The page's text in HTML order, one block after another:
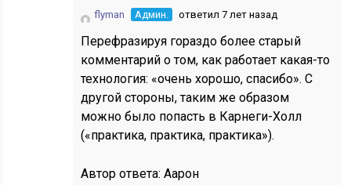
flyman Админ. ответил 7 лет назад
Перефразируя гораздо более старый
комментарий о том, как работает какая-то
технология: «очень хорошо, спасибо». С
другой стороны, таким же образом
можно было попасть в Карнеги-Холл
(«практика, практика, практика»).
Автор ответа:Аарон